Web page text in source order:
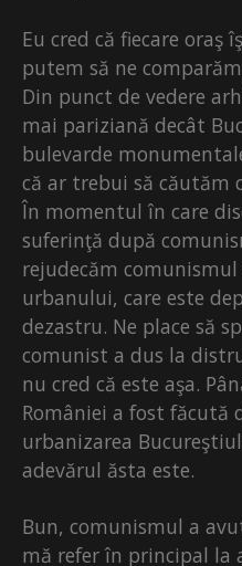
Eu cred că fiecare oraş
putem să ne
Din punct de vedere
mai pariziană decât
bulevarde
că ar trebui să căutăm
În momentul în care
suferinţă după
rejudecăm
urbanului, care este
dezastru. Ne place să
comunist a dus la
nu cred că este aşa.
României a fost făcută
urbanizarea
adevărul ăsta este.
Bun, comunismul a
mă refer în principal la